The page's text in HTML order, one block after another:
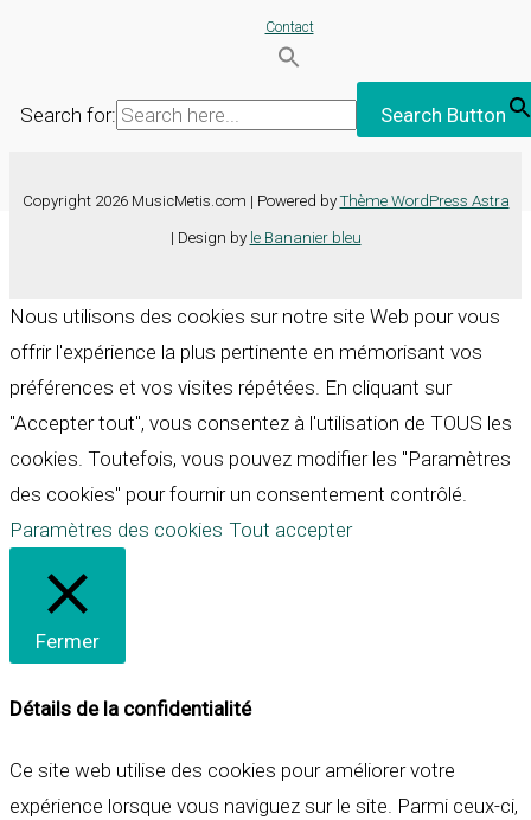
Contact
Search for: Search Button
Copyright 2026 MusicMetis.com | Powered by Thème WordPress Astra
| Design by le Bananier bleu
Nous utilisons des cookies sur notre site Web pour vous
offrir l'expérience la plus pertinente en mémorisant vos
préférences et vos visites répétées. En cliquant sur
"Accepter tout", vous consentez à l'utilisation de TOUS les
cookies. Toutefois, vous pouvez modifier les "Paramètres
des cookies" pour fournir un consentement contrôlé.
Paramètres des cookies Tout accepter
Fermer
Détails de la confidentialité
Ce site web utilise des cookies pour améliorer votre
expérience lorsque vous naviguez sur le site. Parmi ceux-ci,